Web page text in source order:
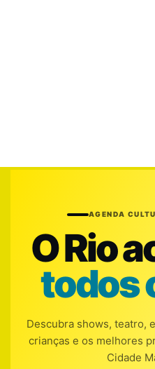
AGENDA
O Rio
todos
Descubra shows, teatro,
crianças e os melhores
Cidade